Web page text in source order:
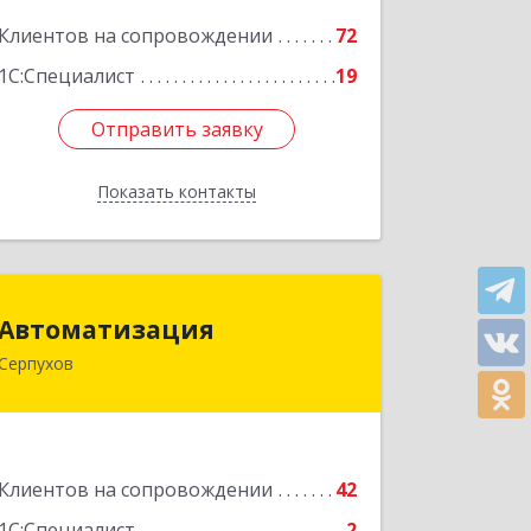
Клиентов на сопровождении
72
1С:Специалист
19
Отправить заявку
Показать контакты
Отправить заявку
Назад
Клиентов на сопровождении
42
142205, Московская обл, Серпухов г,